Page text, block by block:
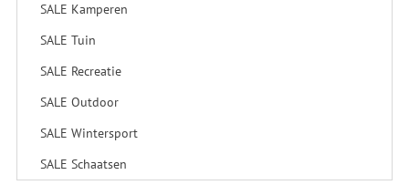
SALE Kamperen
SALE Tuin
SALE Recreatie
SALE Outdoor
SALE Wintersport
SALE Schaatsen